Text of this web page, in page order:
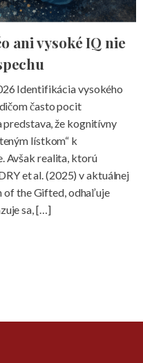
ani vysoké IQ nie
Identifikácia vysokého
často pocit
predstava, že kognitívny
lístkom“ k
Avšak realita, ktorú
et al. (2025) v aktuálnej
of the Gifted, odhaľuje
sa, […]